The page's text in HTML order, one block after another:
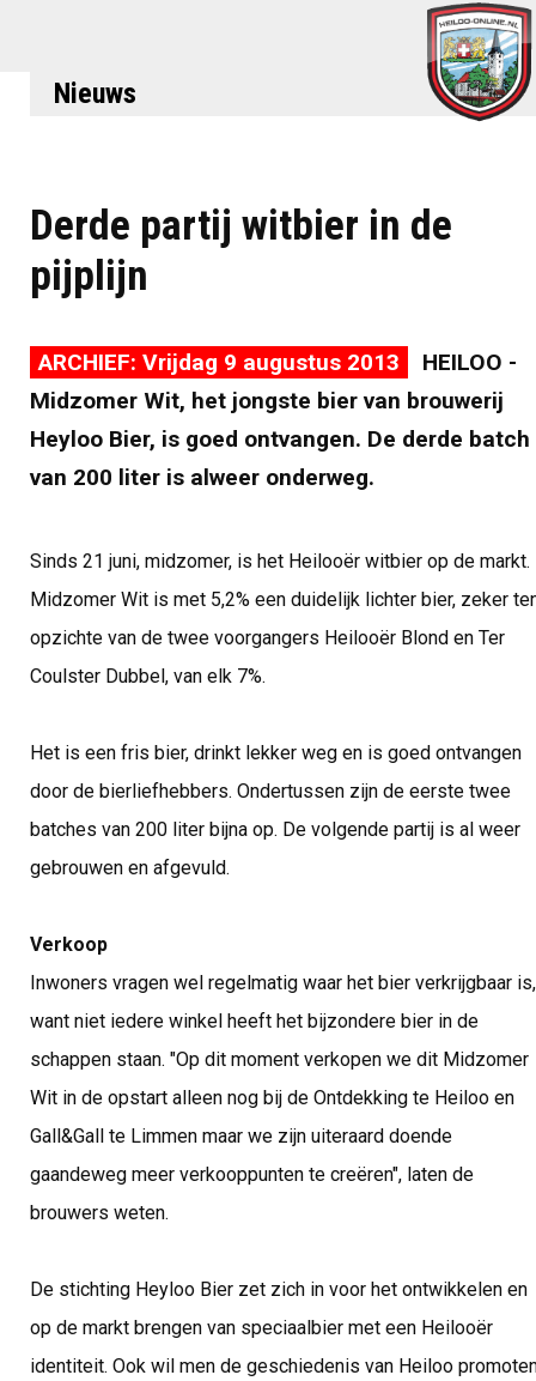
Nieuws
Derde partij witbier in de
pijplijn
ARCHIEF: Vrijdag 9 augustus 2013
HEILOO -
Midzomer Wit, het jongste bier van brouwerij
Heyloo Bier, is goed ontvangen. De derde batch
van 200 liter is alweer onderweg.
Sinds 21 juni, midzomer, is het Heilooër witbier op de markt.
Midzomer Wit is met 5,2% een duidelijk lichter bier, zeker
opzichte van de twee voorgangers Heilooër Blond en Ter
Coulster Dubbel, van elk 7%.
Het is een fris bier, drinkt lekker weg en is goed ontvangen
door de bierliefhebbers. Ondertussen zijn de eerste twee
batches van 200 liter bijna op. De volgende partij is al weer
gebrouwen en afgevuld.
Verkoop
Inwoners vragen wel regelmatig waar het bier verkrijgbaar is,
want niet iedere winkel heeft het bijzondere bier in de
schappen staan. "Op dit moment verkopen we dit Midzomer
Wit in de opstart alleen nog bij de Ontdekking te Heiloo en
Gall&Gall te Limmen maar we zijn uiteraard doende
gaandeweg meer verkooppunten te creëren", laten de
brouwers weten.
De stichting Heyloo Bier zet zich in voor het ontwikkelen en
op de markt brengen van speciaalbier met een Heilooër
identiteit. Ook wil men de geschiedenis van Heiloo